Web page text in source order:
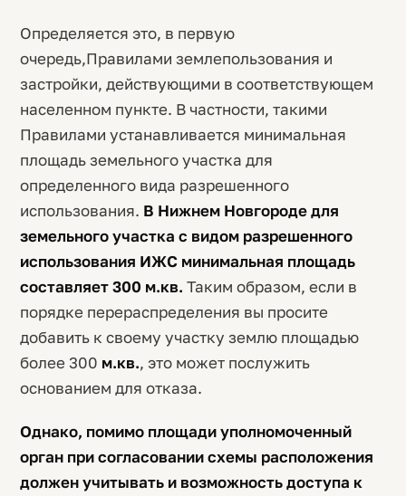
Определяется это, в первую
очередь,Правилами землепользования и
застройки, действующими в соответствующем
населенном пункте. В частности, такими
Правилами устанавливается минимальная
площадь земельного участка для
определенного вида разрешенного
использования. В Нижнем Новгороде для
земельного участка с видом разрешенного
использования ИЖС минимальная площадь
составляет 300 м.кв. Таким образом, если в
порядке перераспределения вы просите
добавить к своему участку землю площадью
более 300 м.кв., это может послужить
основанием для отказа.
Однако, помимо площади уполномоченный
орган при согласовании схемы расположения
должен учитывать и возможность доступа к